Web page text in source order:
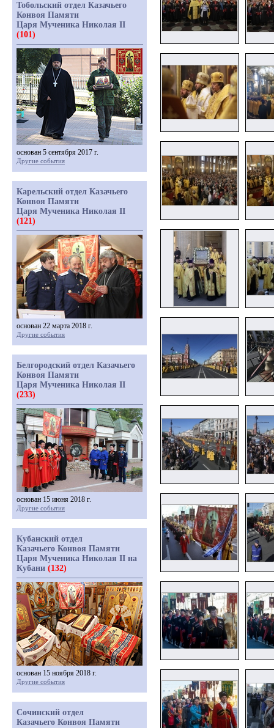
Тобольский отдел Казачьего
Конвоя Памяти
Царя Мученика Николая II
(101)
основан 5 сентября 2017 г.
Другие события
Карельский отдел Казачьего
Конвоя Памяти
Царя Мученика Николая II
(121)
основан 22 марта 2018 г.
Другие события
Белгородский отдел Казачьего
Конвоя Памяти
Царя Мученика Николая II
(233)
основан 15 июня 2018 г.
Другие события
Кубанский отдел
Казачьего Конвоя Памяти
Царя Мученика Николая II на
Кубани (132)
основан 15 ноября 2018 г.
Другие события
Сочинский отдел
Казачьего Конвоя Памяти